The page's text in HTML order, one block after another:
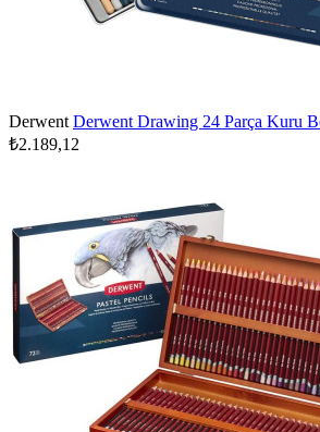
Derwent Derwent Drawing 24 Parça Kuru
₺2.189,12